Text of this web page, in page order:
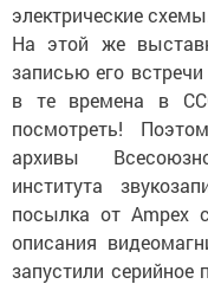
электрические
На этой же
записью его
в те времена в
посмотреть!
архивы
института
посылка от Ampex
описания
запустили серийное